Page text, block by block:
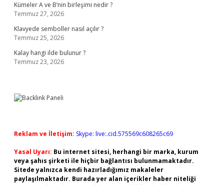
Kümeler A ve B’nin birleşimi nedir ?
Temmuz 27, 2026
Klavyede semboller nasıl açılır ?
Temmuz 25, 2026
Kalay hangi ilde bulunur ?
Temmuz 23, 2026
Reklam ve İletişim: Skype: live:.cid.575569c608265c69
Yasal Uyarı: Bu internet sitesi, herhangi bir marka, kurum
veya şahıs şirketi ile hiçbir bağlantısı bulunmamaktadır.
Sitede yalnızca kendi hazırladığımız makaleler
paylaşılmaktadır. Burada yer alan içerikler haber niteliği